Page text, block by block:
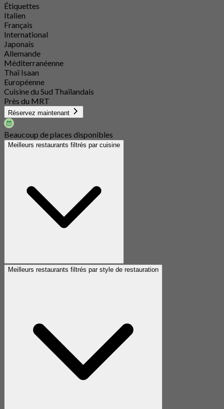
Étiquettes
Italien
Français
International
Japonais
Allemande
Méditerranéenne
Thaï Isaan
Européenne
Cuisine du Sud Thaïlandais
Près du MRT
Réservez maintenant
Beaucoup de places disponibles
Meilleurs restaurants filtrés par cuisine
Meilleurs restaurants filtrés par style de restauration